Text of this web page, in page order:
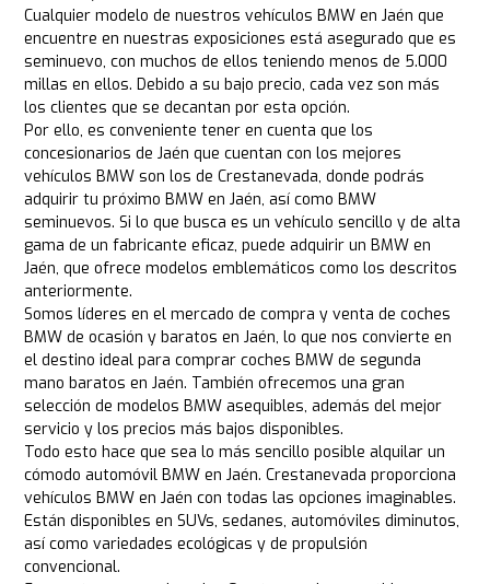
Cualquier modelo de nuestros vehículos BMW en Jaén que
encuentre en nuestras exposiciones está asegurado que es
seminuevo, con muchos de ellos teniendo menos de 5.000
millas en ellos. Debido a su bajo precio, cada vez son más
los clientes que se decantan por esta opción.
Por ello, es conveniente tener en cuenta que los
concesionarios de Jaén que cuentan con los mejores
vehículos BMW son los de Crestanevada, donde podrás
adquirir tu próximo BMW en Jaén, así como BMW
seminuevos. Si lo que busca es un vehículo sencillo y de alta
gama de un fabricante eficaz, puede adquirir un BMW en
Jaén, que ofrece modelos emblemáticos como los descritos
anteriormente.
Somos líderes en el mercado de compra y venta de coches
BMW de ocasión y baratos en Jaén, lo que nos convierte en
el destino ideal para comprar coches BMW de segunda
mano baratos en Jaén. También ofrecemos una gran
selección de modelos BMW asequibles, además del mejor
servicio y los precios más bajos disponibles.
Todo esto hace que sea lo más sencillo posible alquilar un
cómodo automóvil BMW en Jaén. Crestanevada proporciona
vehículos BMW en Jaén con todas las opciones imaginables.
Están disponibles en SUVs, sedanes, automóviles diminutos,
así como variedades ecológicas y de propulsión
convencional.